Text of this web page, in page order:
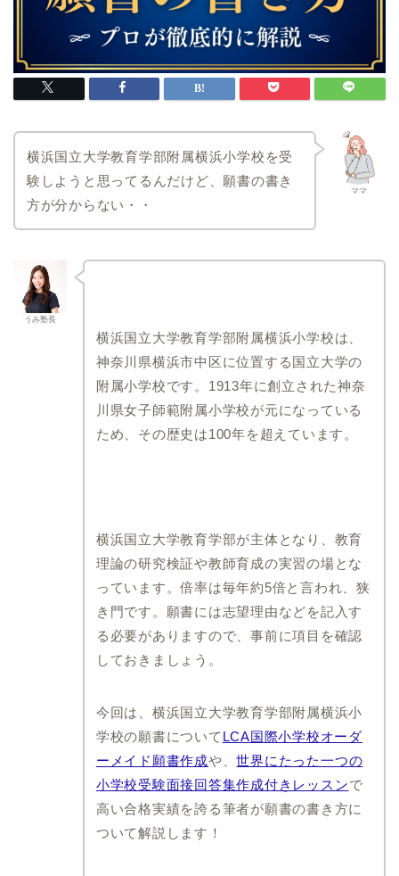
ママ
横浜国立大学教育学部附属横浜小学校を受
験しようと思ってるんだけど、願書の書き
方が分からない・・
うみ塾長
横浜国立大学教育学部附属横浜小学校は、
神奈川県横浜市中区に位置する国立大学の
附属小学校です。1913年に創立された神奈
川県女子師範附属小学校が元になっている
ため、その歴史は100年を超えています。
横浜国立大学教育学部が主体となり、教育
理論の研究検証や教師育成の実習の場とな
っています。倍率は毎年約5倍と言われ、狭
き門です。願書には志望理由などを記入す
る必要がありますので、事前に項目を確認
しておきましょう。
今回は、横浜国立大学教育学部附属横浜小
学校の願書について LCA国際小学校オーダ
ーメイド願書作成や、世界にたった一つの
小学校受験面接回答集作成付きレッスンで
高い合格実績を誇る筆者が願書の書き方に
ついて解説します！
奈良育英グローバル小学
学部
近畿大学附属小学校
小学校
智辯学園和歌山小学校
滋賀大学教育学部附属小
群馬大学共同教育学部附
属小学校
静岡大学教育学部附属浜
福島県
福島大学附属小学校
帝塚山学院小学校
追手門学院小学校
箕面自由学園小学校
利晶学園小学校
四天王寺小学校
四條畷学園小学校
城南学園小学校
城星学園小学校
日出学園小学校
昭和学院小学校
国府台女子学院小学部
暁星国際小学校
千葉大学教育学部附属小
成田高等学校付属小学校